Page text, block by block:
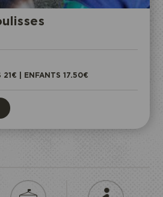
21€ | ENFANTS 17.50€